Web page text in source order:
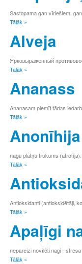
Sastopama gan vīriešiem,
Tālāk »
Alveja
Ярковыраженный
Tālāk »
Ananass
Ananasam piemīt tādas
Tālāk »
Anonīhija
nagu plātņu trūkums (atrofija).
Tālāk »
Antioksidanti (antioksidētāji,
Tālāk »
Apaļīgi
nepareizi novīlēti nagi - stresa
Tālāk »